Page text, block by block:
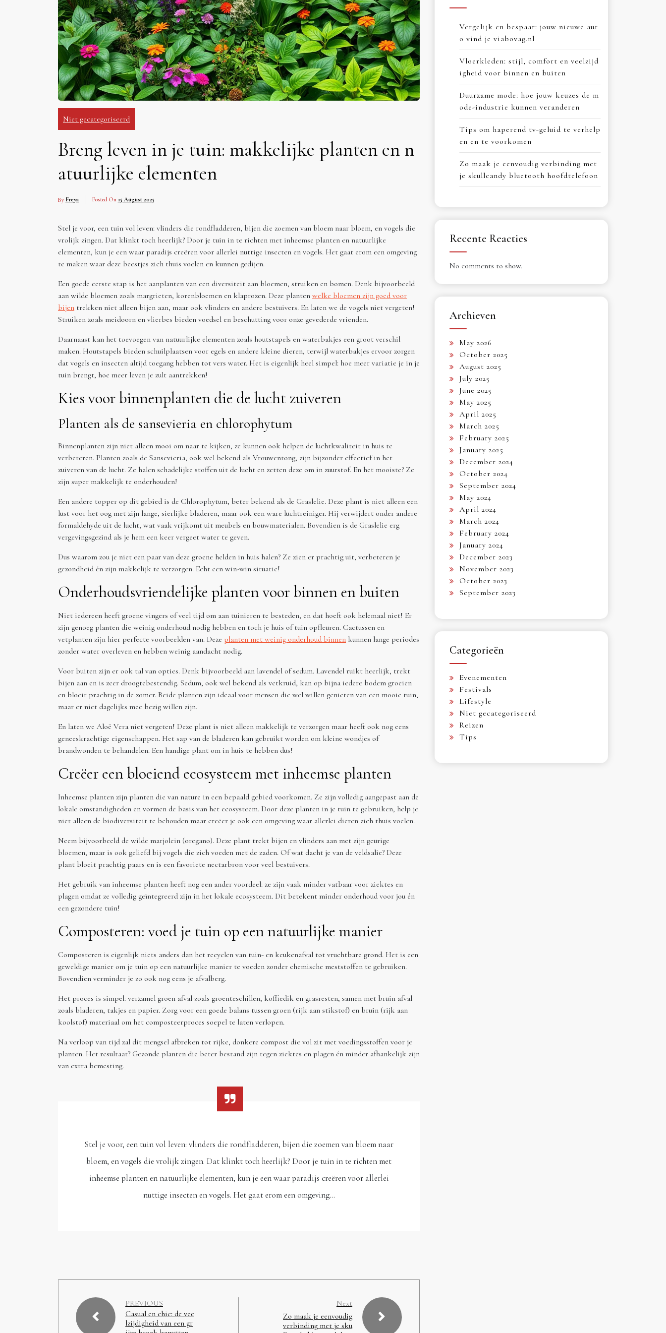
Niet gecategoriseerd
Breng leven in je tuin: makkelijke planten en n
atuurlijke elementen
By Freya Posted On 15 August 2025
Stel je voor, een tuin vol leven: vlinders die rondfladderen, bijen die zoemen van bloem naar bloem, en vogels die
vrolijk zingen. Dat klinkt toch heerlijk? Door je tuin in te richten met inheemse planten en natuurlijke
elementen, kun je een waar paradijs creëren voor allerlei nuttige insecten en vogels. Het gaat erom een omgeving
te maken waar deze beestjes zich thuis voelen en kunnen gedijen.
Een goede eerste stap is het aanplanten van een diversiteit aan bloemen, struiken en bomen. Denk bijvoorbeeld
aan wilde bloemen zoals margrieten, korenbloemen en klaprozen. Deze planten welke bloemen zijn goed voor
bijen trekken niet alleen bijen aan, maar ook vlinders en andere bestuivers. En laten we de vogels niet vergeten!
Struiken zoals meidoorn en vlierbes bieden voedsel en beschutting voor onze gevederde vrienden.
Daarnaast kan het toevoegen van natuurlijke elementen zoals houtstapels en waterbakjes een groot verschil
maken. Houtstapels bieden schuilplaatsen voor egels en andere kleine dieren, terwijl waterbakjes ervoor zorgen
dat vogels en insecten altijd toegang hebben tot vers water. Het is eigenlijk heel simpel: hoe meer variatie je in je
tuin brengt, hoe meer leven je zult aantrekken!
Kies voor binnenplanten die de lucht zuiveren
Planten als de sansevieria en chlorophytum
Binnenplanten zijn niet alleen mooi om naar te kijken, ze kunnen ook helpen de luchtkwaliteit in huis te
verbeteren. Planten zoals de Sansevieria, ook wel bekend als Vrouwentong, zijn bijzonder effectief in het
zuiveren van de lucht. Ze halen schadelijke stoffen uit de lucht en zetten deze om in zuurstof. En het mooiste? Ze
zijn super makkelijk te onderhouden!
Een andere topper op dit gebied is de Chlorophytum, beter bekend als de Graslelie. Deze plant is niet alleen een
lust voor het oog met zijn lange, sierlijke bladeren, maar ook een ware luchtreiniger. Hij verwijdert onder andere
formaldehyde uit de lucht, wat vaak vrijkomt uit meubels en bouwmaterialen. Bovendien is de Graslelie erg
vergevingsgezind als je hem een keer vergeet water te geven.
Dus waarom zou je niet een paar van deze groene helden in huis halen? Ze zien er prachtig uit, verbeteren je
gezondheid én zijn makkelijk te verzorgen. Echt een win-win situatie!
Onderhoudsvriendelijke planten voor binnen en buiten
Niet iedereen heeft groene vingers of veel tijd om aan tuinieren te besteden, en dat hoeft ook helemaal niet! Er
zijn genoeg planten die weinig onderhoud nodig hebben en toch je huis of tuin opfleuren. Cactussen en
vetplanten zijn hier perfecte voorbeelden van. Deze planten met weinig onderhoud binnen kunnen lange periodes
zonder water overleven en hebben weinig aandacht nodig.
Voor buiten zijn er ook tal van opties. Denk bijvoorbeeld aan lavendel of sedum. Lavendel ruikt heerlijk, trekt
bijen aan en is zeer droogtebestendig. Sedum, ook wel bekend als vetkruid, kan op bijna iedere bodem groeien
en bloeit prachtig in de zomer. Beide planten zijn ideaal voor mensen die wel willen genieten van een mooie tuin,
maar er niet dagelijks mee bezig willen zijn.
En laten we Aloë Vera niet vergeten! Deze plant is niet alleen makkelijk te verzorgen maar heeft ook nog eens
geneeskrachtige eigenschappen. Het sap van de bladeren kan gebruikt worden om kleine wondjes of
brandwonden te behandelen. Een handige plant om in huis te hebben dus!
Creëer een bloeiend ecosysteem met inheemse planten
Inheemse planten zijn planten die van nature in een bepaald gebied voorkomen. Ze zijn volledig aangepast aan de
lokale omstandigheden en vormen de basis van het ecosysteem. Door deze planten in je tuin te gebruiken, help je
niet alleen de biodiversiteit te behouden maar creëer je ook een omgeving waar allerlei dieren zich thuis voelen.
Neem bijvoorbeeld de wilde marjolein (oregano). Deze plant trekt bijen en vlinders aan met zijn geurige
bloemen, maar is ook geliefd bij vogels die zich voeden met de zaden. Of wat dacht je van de veldsalie? Deze
plant bloeit prachtig paars en is een favoriete nectarbron voor veel bestuivers.
Het gebruik van inheemse planten heeft nog een ander voordeel: ze zijn vaak minder vatbaar voor ziektes en
plagen omdat ze volledig geïntegreerd zijn in het lokale ecosysteem. Dit betekent minder onderhoud voor jou én
een gezondere tuin!
Composteren: voed je tuin op een natuurlijke manier
Composteren is eigenlijk niets anders dan het recyclen van tuin- en keukenafval tot vruchtbare grond. Het is een
geweldige manier om je tuin op een natuurlijke manier te voeden zonder chemische meststoffen te gebruiken.
Bovendien verminder je zo ook nog eens je afvalberg.
Het proces is simpel: verzamel groen afval zoals groenteschillen, koffiedik en grasresten, samen met bruin afval
zoals bladeren, takjes en papier. Zorg voor een goede balans tussen groen (rijk aan stikstof) en bruin (rijk aan
koolstof) materiaal om het composteerproces soepel te laten verlopen.
Na verloop van tijd zal dit mengsel afbreken tot rijke, donkere compost die vol zit met voedingsstoffen voor je
planten. Het resultaat? Gezonde planten die beter bestand zijn tegen ziektes en plagen én minder afhankelijk zijn
van extra bemesting.
Stel je voor, een tuin vol leven: vlinders die rondfladderen, bijen die zoemen van bloem naar
bloem, en vogels die vrolijk zingen. Dat klinkt toch heerlijk? Door je tuin in te richten met
inheemse planten en natuurlijke elementen, kun je een waar paradijs creëren voor allerlei
nuttige insecten en vogels. Het gaat erom een omgeving…
PREVIOUS
Casual en chic: de vee
lzijdigheid van een gr
Next
Zo maak je eenvoudig
verbinding met je sku
Vergelijk en bespaar: jouw nieuwe aut
o vind je viabovag.nl
Vloerkleden: stijl, comfort en veelzijd
igheid voor binnen en buiten
Duurzame mode: hoe jouw keuzes de m
ode-industrie kunnen veranderen
Tips om haperend tv-geluid te verhelp
en en te voorkomen
Zo maak je eenvoudig verbinding met
je skullcandy bluetooth hoofdtelefoon
Recente Reacties
No comments to show.
Archieven
May 2026
October 2025
August 2025
July 2025
June 2025
May 2025
April 2025
March 2025
February 2025
January 2025
December 2024
October 2024
September 2024
May 2024
April 2024
March 2024
February 2024
January 2024
December 2023
November 2023
October 2023
September 2023
Categorieën
Evenementen
Festivals
Lifestyle
Niet gecategoriseerd
Reizen
Tips